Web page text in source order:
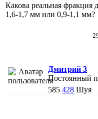
Какова реальная фракция
1,6-1,7 мм или 0,9-1,1 мм?
Дмитрий 3
Постоянный
585 428 Шуя